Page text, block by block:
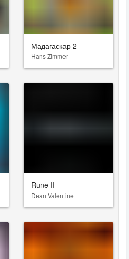
Мадагаскар 2
Hans Zimmer
Rune II
Dean Valentine